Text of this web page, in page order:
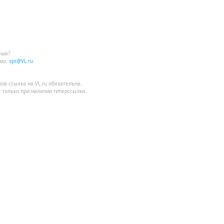
spr@VL.ru
ссылка на VL.ru обязательна.
при наличии гиперссылки.